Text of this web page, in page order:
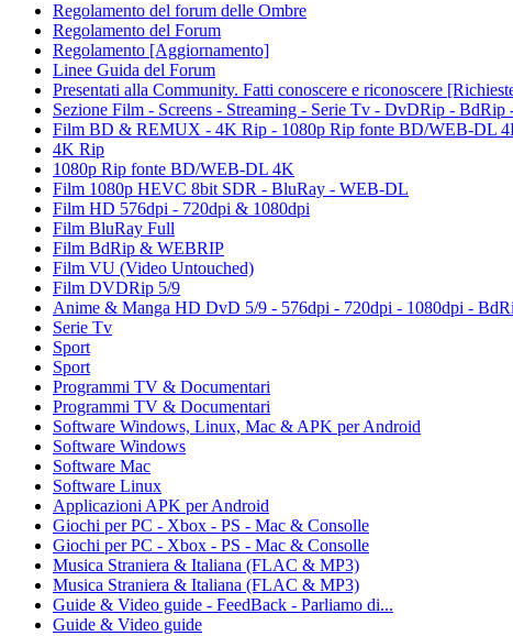
Regolamento del forum delle Ombre
Regolamento del Forum
Regolamento [Aggiornamento]
Linee Guida del Forum
Presentati alla Community. Fatti conoscere e riconoscere
Sezione Film - Screens - Streaming - Serie Tv - DvDRip -
Film BD & REMUX - 4K Rip - 1080p Rip fonte BD/WEB-DL
4K Rip
1080p Rip fonte BD/WEB-DL 4K
Film 1080p HEVC 8bit SDR - BluRay - WEB-DL
Film HD 576dpi - 720dpi & 1080dpi
Film BluRay Full
Film BdRip & WEBRIP
Film VU (Video Untouched)
Film DVDRip 5/9
Anime & Manga HD DvD 5/9 - 576dpi - 720dpi - 1080dpi -
Serie Tv
Sport
Sport
Programmi TV & Documentari
Programmi TV & Documentari
Software Windows, Linux, Mac & APK per Android
Software Windows
Software Mac
Software Linux
Applicazioni APK per Android
Giochi per PC - Xbox - PS - Mac & Consolle
Giochi per PC - Xbox - PS - Mac & Consolle
Musica Straniera & Italiana (FLAC & MP3)
Musica Straniera & Italiana (FLAC & MP3)
Guide & Video guide - FeedBack - Parliamo di...
Guide & Video guide